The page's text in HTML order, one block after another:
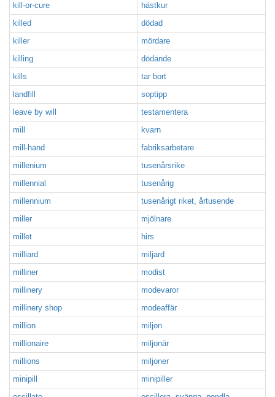
kill-or-cure
hästkur
killed
dödad
killer
mördare
killing
dödande
kills
tar bort
landfill
soptipp
leave by will
testamentera
mill
kvarn
mill-hand
fabriksarbetare
millenium
tusenårsrike
millennial
tusenårig
millennium
tusenårigt riket, årtusende
miller
mjölnare
millet
hirs
milliard
miljard
milliner
modist
millinery
modevaror
millinery shop
modeaffär
million
miljon
millionaire
miljonär
millions
miljoner
minipill
minipiller